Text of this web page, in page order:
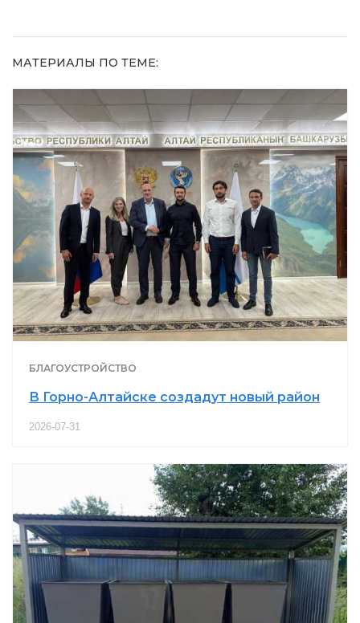
МАТЕРИАЛЫ ПО ТЕМЕ:
БЛАГОУСТРОЙСТВО
В Горно-Алтайске создадут новый район
2026-07-31